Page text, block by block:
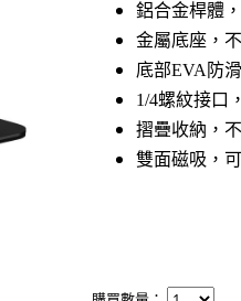
鋁合金桿體
金屬底座，
底部EVA防
1/4螺紋接口
摺疊收納，
雙面磁吸，